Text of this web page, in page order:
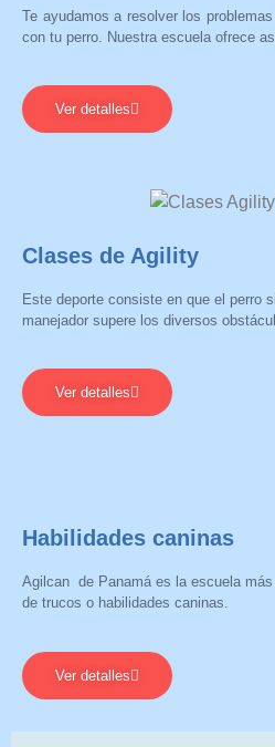
Te ayudamos a resolver los
con tu perro. Nuestra escuela ofrece
Ver detalles
Clases de Agility
Este deporte consiste en que el perro
manejador supere los diversos
Ver detalles
Habilidades caninas
Agilcan de Panamá es la escuela
de trucos o habilidades caninas.
Ver detalles